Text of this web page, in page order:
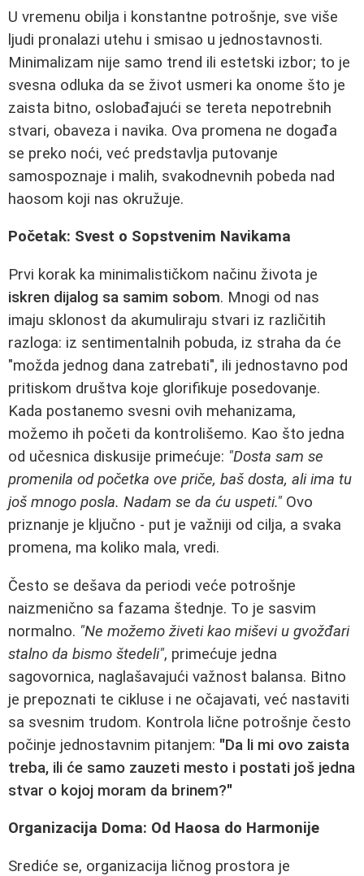
U vremenu obilja i konstantne potrošnje, sve više
ljudi pronalazi utehu i smisao u jednostavnosti.
Minimalizam nije samo trend ili estetski izbor; to je
svesna odluka da se život usmeri ka onome što je
zaista bitno, oslobađajući se tereta nepotrebnih
stvari, obaveza i navika. Ova promena ne događa
se preko noći, već predstavlja putovanje
samospoznaje i malih, svakodnevnih pobeda nad
haosom koji nas okružuje.
Početak: Svest o Sopstvenim Navikama
Prvi korak ka minimalističkom načinu života je
iskren dijalog sa samim sobom. Mnogi od nas
imaju sklonost da akumuliraju stvari iz različitih
razloga: iz sentimentalnih pobuda, iz straha da će
"možda jednog dana zatrebati", ili jednostavno pod
pritiskom društva koje glorifikuje posedovanje.
Kada postanemo svesni ovih mehanizama,
možemo ih početi da kontrolišemo. Kao što jedna
od učesnica diskusije primećuje: "Dosta sam se
promenila od početka ove priče, baš dosta, ali ima tu
još mnogo posla. Nadam se da ću uspeti." Ovo
priznanje je ključno - put je važniji od cilja, a svaka
promena, ma koliko mala, vredi.
Često se dešava da periodi veće potrošnje
naizmenično sa fazama štednje. To je sasvim
normalno. "Ne možemo živeti kao miševi u gvožđari
stalno da bismo štedeli", primećuje jedna
sagovornica, naglašavajući važnost balansa. Bitno
je prepoznati te cikluse i ne očajavati, već nastaviti
sa svesnim trudom. Kontrola lične potrošnje često
počinje jednostavnim pitanjem: "Da li mi ovo zaista
treba, ili će samo zauzeti mesto i postati još jedna
stvar o kojoj moram da brinem?"
Organizacija Doma: Od Haosa do Harmonije
Srediće se, organizacija ličnog prostora je